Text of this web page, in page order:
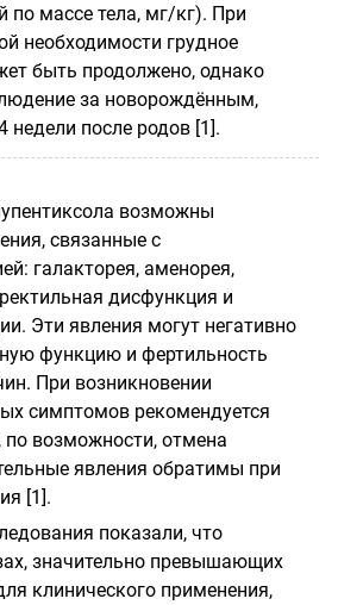
по массе тела, мг/кг). При
необходимости грудное
быть продолжено, однако
за новорождённым,
недели после родов [1].
возможны
связанные с
галакторея, аменорея,
дисфункция и
Эти явления могут негативно
функцию и фертильность
При возникновении
симптомов рекомендуется
возможности, отмена
явления обратимы при
[1].
показали, что
значительно превышающих
клинического применения,